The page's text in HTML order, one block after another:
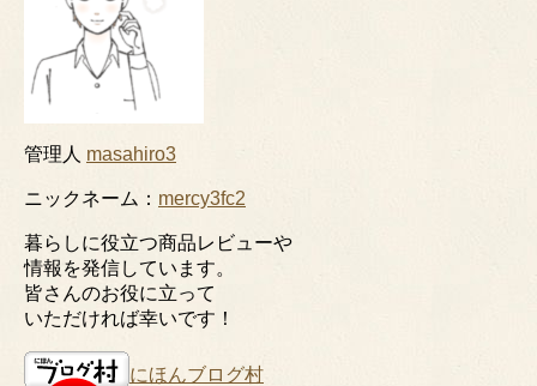
管理人 masahiro3
ニックネーム： mercy3fc2
暮らしに役立つ商品レビューや
情報を発信しています。
皆さんのお役に立って
いただければ幸いです！
にほんブログ村